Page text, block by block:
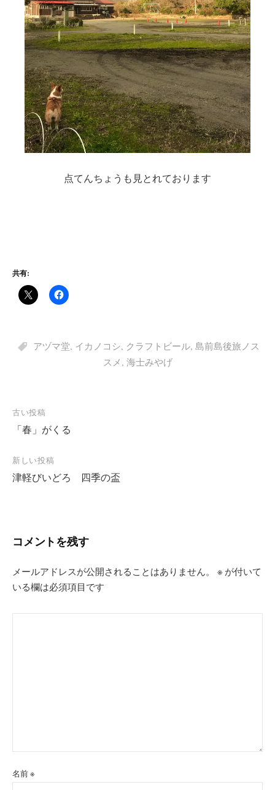
点てんちょうも見とれております
共有:
アヅマ堂, イカノコシ, クラフトビール, 島前島後旅ノス
スメ , 海士みやげ
投
稿
ナ
ビ
ョ
古い投稿
「春」がくる
新しい投稿
津軽びいどろ 四季の盃
コメントを残す
メールアドレスが公開されることはありません。 ※ が付いて
いる欄は必須項目です
名前※